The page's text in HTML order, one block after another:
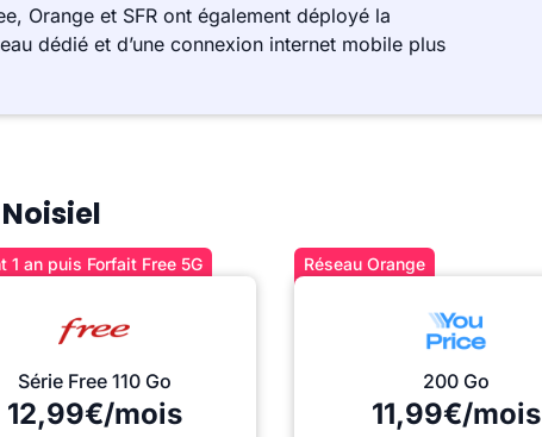
Orange et SFR ont également déployé la
dédié et d’une connexion internet mobile plus
1 an puis Forfait Free 5G
Série Free 110 Go
12,99€/mois
Réseau Orange
200 Go
11,99€/mois